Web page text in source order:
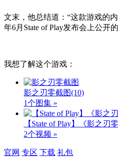
文末，他总结道：“这款游戏的
年6月State of Play发布会上公开
我想了解这个游戏：
影之刃零截图(10)
1个图集 »
【State of Play】《影之刃
2个视频 »
官网 专区 下载 礼包